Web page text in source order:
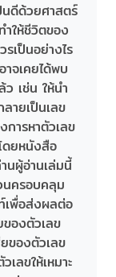
นดีด้วยศาสตร์
ให้ชีวิตของ
เป็นอย่างไร
าจเคยได้พบ
เช่น ให้นำ
ายเป็นเลข
ารหาตัวเลข
ดยหนังสือ
นผู้อ่านเล่มนี้
นครอบคลุม
เพื่อส่งผลต่อ
องตัวเลข
ของตัวเลข
ลขให้เหมาะ